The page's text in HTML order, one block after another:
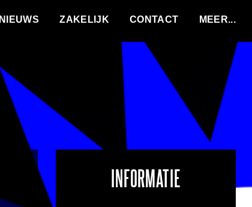
NIEUWS ZAKELIJK CONTACT
INFORMATIE